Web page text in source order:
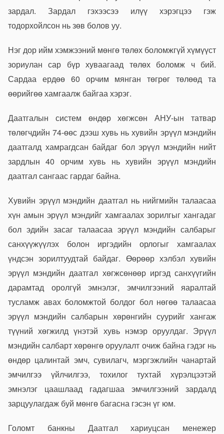
зардал. Зардал гэхээсээ илүү хэрэгцээ гэж
тодорхойлсон нь зөв болов уу.
Нэг дор ийм хэмжээний мөнгө төлөх боломжгүй хүмүүст
зориулан сар бүр хуваагаад төлөх боломж ч бий.
Сардаа ердөө 60 орчим мянган төгрөг төлөөд та
өөрийгөө хамгаалж байгаа хэрэг.
Даатгалын систем өндөр хөгжсөн АНУ-ын татвар
төлөгчдийн 74-өөс дээш хувь нь хувийн эрүүл мэндийн
даатгалд хамрагдсан байдаг бол эрүүл мэндийн нийт
зардлын 40 орчим хувь нь хувийн эрүүл мэндийн
даатгал сангаас гардаг байна.
Хувийн эрүүл мэндийн даатгал нь нийгмийн талаасаа
хүн амын эрүүл мэндийг хамгаалах зорилгыг хангадаг
бол эдийн засаг талаасаа эрүүл мэндийн салбарыг
санхүүжүүлэх болон иргэдийн орлогыг хамгаалах
үндсэн зорилтуудтай байдаг. Өөрөөр хэлбэл хувийн
эрүүл мэндийн даатгал хөгжсөнөөр иргэд санхүүгийн
дарамтад оролгүй эмнэлэг, эмчилгээний яаралтай
тусламж авах боломжтой болдог бол нөгөө талаасаа
эрүүл мэндийн салбарын хөрөнгийн суурийг хангаж
түүний хөгжилд үнэтэй хувь нэмэр оруулдаг. Эрүүл
мэндийн салбарт хөрөнгө оруулалт очиж байна гэдэг нь
өндөр цалинтай эмч, сувилагч, мэргэжлийн чанартай
эмчилгээ үйлчилгээ, тохилог тухтай хүрэлцээтэй
эмнэлэг цаашлаад гадагшаа эмчилгээний зардалд
зарцуулагдаж буй мөнгө багасна гэсэн үг юм.
Голомт банкны Даатгал хариуцсан менежер